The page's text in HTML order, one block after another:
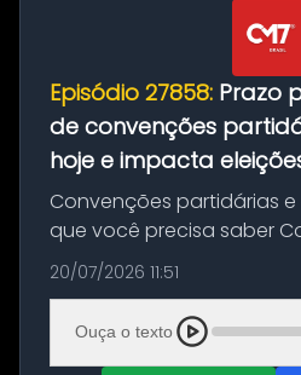
Episódio 27858: Prazo
de convenções
hoje e impacta
Convenções partidárias
que você precisa saber
segunda-feira e vai até 5
para que partidos
partidárias realizem suas
20/07/2026 11:51
Ouça o texto